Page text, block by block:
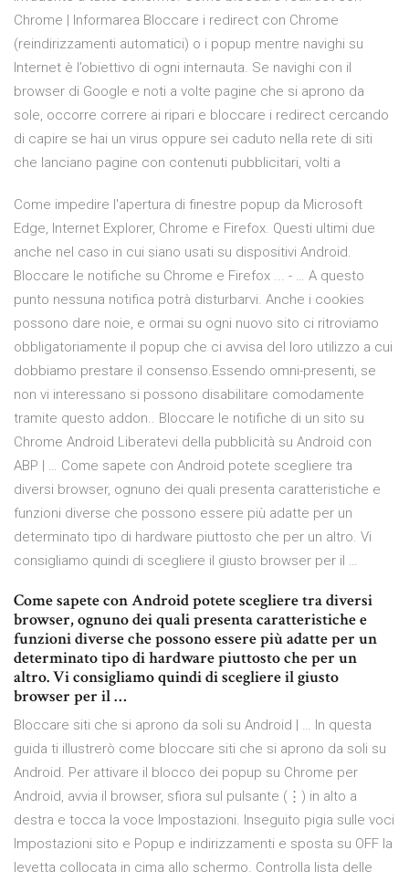
Chrome | Informarea Bloccare i redirect con Chrome
(reindirizzamenti automatici) o i popup mentre navighi su
Internet è l’obiettivo di ogni internauta. Se navighi con il
browser di Google e noti a volte pagine che si aprono da
sole, occorre correre ai ripari e bloccare i redirect cercando
di capire se hai un virus oppure sei caduto nella rete di siti
che lanciano pagine con contenuti pubblicitari, volti a
Come impedire l'apertura di finestre popup da Microsoft
Edge, Internet Explorer, Chrome e Firefox. Questi ultimi due
anche nel caso in cui siano usati su dispositivi Android.
Bloccare le notifiche su Chrome e Firefox ... - … A questo
punto nessuna notifica potrà disturbarvi. Anche i cookies
possono dare noie, e ormai su ogni nuovo sito ci ritroviamo
obbligatoriamente il popup che ci avvisa del loro utilizzo a cui
dobbiamo prestare il consenso.Essendo omni-presenti, se
non vi interessano si possono disabilitare comodamente
tramite questo addon.. Bloccare le notifiche di un sito su
Chrome Android Liberatevi della pubblicità su Android con
ABP | … Come sapete con Android potete scegliere tra
diversi browser, ognuno dei quali presenta caratteristiche e
funzioni diverse che possono essere più adatte per un
determinato tipo di hardware piuttosto che per un altro. Vi
consigliamo quindi di scegliere il giusto browser per il …
Come sapete con Android potete scegliere tra diversi
browser, ognuno dei quali presenta caratteristiche e
funzioni diverse che possono essere più adatte per un
determinato tipo di hardware piuttosto che per un
altro. Vi consigliamo quindi di scegliere il giusto
browser per il …
Bloccare siti che si aprono da soli su Android | … In questa
guida ti illustrerò come bloccare siti che si aprono da soli su
Android. Per attivare il blocco dei popup su Chrome per
Android, avvia il browser, sfiora sul pulsante (⋮) in alto a
destra e tocca la voce Impostazioni. Inseguito pigia sulle voci
Impostazioni sito e Popup e indirizzamenti e sposta su OFF la
levetta collocata in cima allo schermo. Controlla lista delle